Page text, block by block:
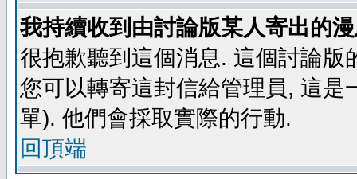
我持續收到由討論版某人寄出的
很抱歉聽到這個消息. 這個討論
您可以轉寄這封信給管理員, 這
單). 他們會採取實際的行動.
回頂端